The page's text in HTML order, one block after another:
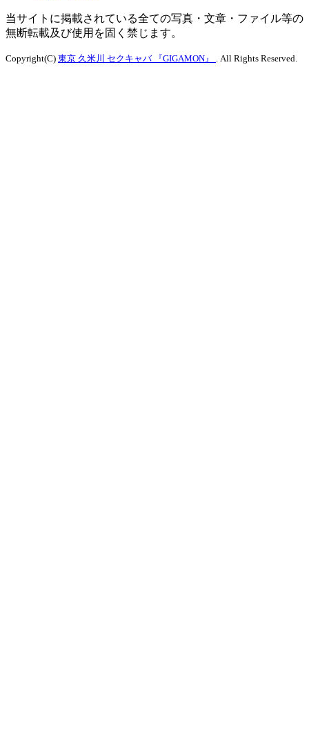
当サイトに掲載されている全ての写真・文章・ファイル等の
無断転載及び使用を固く禁じます。
Copyright(C) 東京 久米川 セクキャバ 『GIGAMON』 . All Rights Reserved.